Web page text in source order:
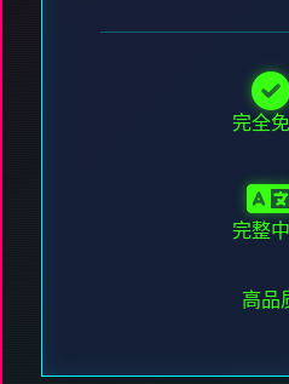
完全
完整
高品